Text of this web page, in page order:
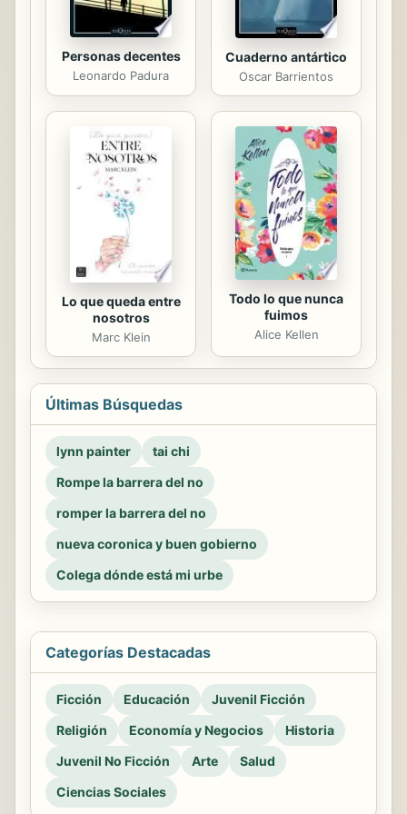
Personas decentes
Leonardo Padura
Cuaderno antártico
Oscar Barrientos
Lo que queda entre
nosotros
Marc Klein
Todo lo que nunca
fuimos
Alice Kellen
Últimas Búsquedas
lynn painter
tai chi
Rompe la barrera del no
romper la barrera del no
nueva coronica y buen gobierno
Colega dónde está mi urbe
Categorías Destacadas
Ficción Educación
Juvenil Ficción
Religión
Economía y Negocios
Historia
Juvenil No Ficción
Arte
Salud
Ciencias Sociales